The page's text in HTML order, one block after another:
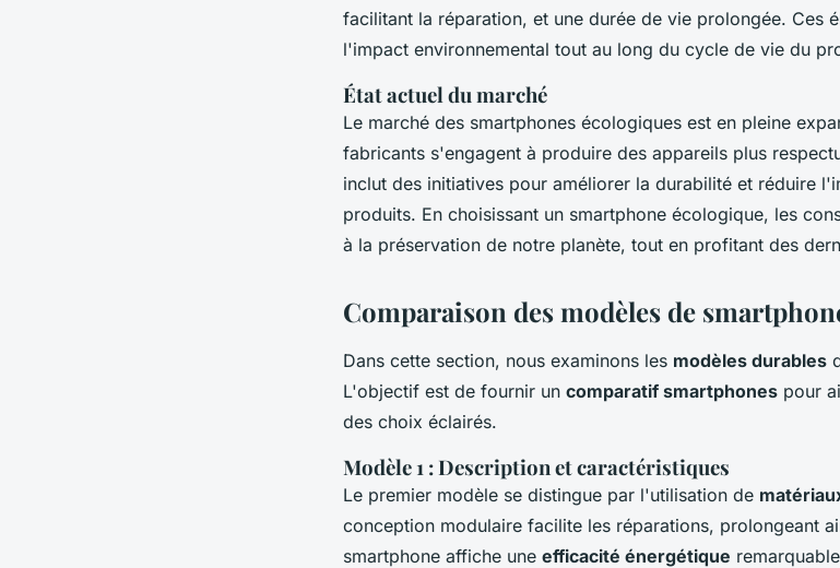
facilitant la réparation, et une durée de vie prolongée. Ces
l'impact environnemental tout au long du cycle de vie du
État actuel du marché
Le marché des smartphones écologiques est en pleine
fabricants s'engagent à produire des appareils plus
inclut des initiatives pour améliorer la durabilité et réduire
produits. En choisissant un smartphone écologique, les
à la préservation de notre planète, tout en profitant des
Comparaison des modèles de
Dans cette section, nous examinons les modèles durables
L'objectif est de fournir un comparatif smartphones pour
des choix éclairés.
Modèle 1 : Description et caractéristiques
Le premier modèle se distingue par l'utilisation de
conception modulaire facilite les réparations, prolongeant
smartphone affiche une efficacité énergétique